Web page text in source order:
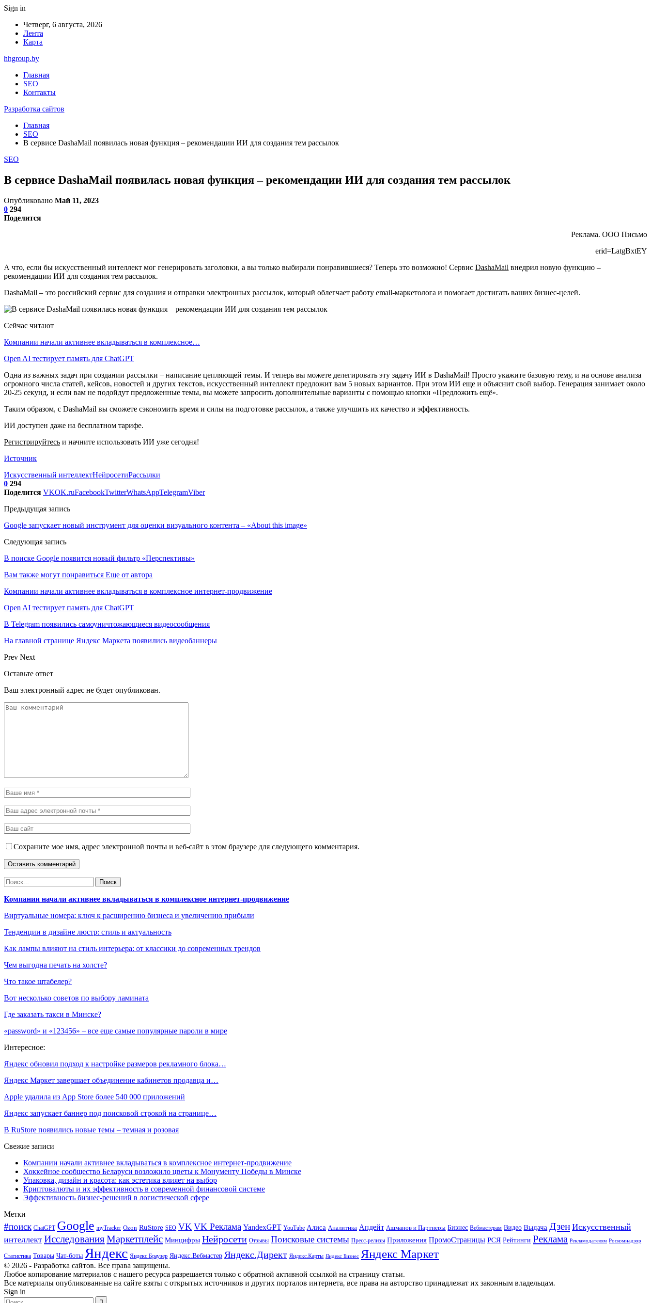
Sign in
Четверг, 6 августа, 2026
Лента
Карта
hhgroup.by
Главная
SEO
Контакты
Разработка сайтов
Главная
SEO
В сервисе DashaMail появилась новая функция – рекомендации ИИ для создания тем рассылок
SEO
В сервисе DashaMail появилась новая функция – рекомендации ИИ для создания тем рассылок
Опубликовано Май 11, 2023
0 294
Поделится
Реклама. ООО Письмо
erid=LatgBxtEY
А что, если бы искусственный интеллект мог генерировать заголовки, а вы только выбирали понравившиеся? Теперь это возможно! Сервис DashaMail внедрил новую функцию –
рекомендации ИИ для создания тем рассылок.
DashaMail – это российский сервис для создания и отправки электронных рассылок, который облегчает работу email-маркетолога и помогает достигать ваших бизнес-целей.
Сейчас читают
Компании начали активнее вкладываться в комплексное…
Open AI тестирует память для ChatGPT
Одна из важных задач при создании рассылки – написание цепляющей темы. И теперь вы можете делегировать эту задачу ИИ в DashaMail! Просто укажите базовую тему, и на основе анализа
огромного числа статей, кейсов, новостей и других текстов, искусственный интеллект предложит вам 5 новых вариантов. При этом ИИ еще и объяснит свой выбор. Генерация занимает около
20-25 секунд, и если вам не подойдут предложенные темы, вы можете запросить дополнительные варианты с помощью кнопки «Предложить ещё».
Таким образом, с DashaMail вы сможете сэкономить время и силы на подготовке рассылок, а также улучшить их качество и эффективность.
ИИ доступен даже на бесплатном тарифе.
Регистрируйтесь и начните использовать ИИ уже сегодня!
Источник
Искусственный интеллектНейросетиРассылки
0 294
Поделится VKOK.ruFacebookTwitterWhatsAppTelegramViber
Предыдущая запись
Google запускает новый инструмент для оценки визуального контента – «About this image»
Следующая запись
В поиске Google появится новый фильтр «Перспективы»
Вам также могут понравиться Еще от автора
Компании начали активнее вкладываться в комплексное интернет-продвижение
Open AI тестирует память для ChatGPT
В Telegram появились самоуничтожающиеся видеосообщения
На главной странице Яндекс Маркета появились видеобаннеры
Prev Next
Оставьте ответ
Ваш электронный адрес не будет опубликован.
Сохраните мое имя, адрес электронной почты и веб-сайт в этом браузере для следующего комментария.
Компании начали активнее вкладываться в комплексное интернет-продвижение
Виртуальные номера: ключ к расширению бизнеса и увеличению прибыли
Тенденции в дизайне люстр: стиль и актуальность
Как лампы влияют на стиль интерьера: от классики до современных трендов
Чем выгодна печать на холсте?
Что такое штабелер?
Вот несколько советов по выбору ламината
Где заказать такси в Минске?
«password» и «123456» – все еще самые популярные пароли в мире
Интересное:
Яндекс обновил подход к настройке размеров рекламного блока…
Яндекс Маркет завершает объединение кабинетов продавца и…
Apple удалила из App Store более 540 000 приложений
Яндекс запускает баннер под поисковой строкой на странице…
В RuStore появились новые темы – темная и розовая
Свежие записи
Компании начали активнее вкладываться в комплексное интернет-продвижение
Хоккейное сообщество Беларуси возложило цветы к Монументу Победы в Минске
Упаковка, дизайн и красота: как эстетика влияет на выбор
Криптовалюты и их эффективность в современной финансовой системе
Эффективность бизнес-решений в логистической сфере
Метки
#поиск ChatGPT Google myTracker Ozon RuStore SEO VK VK Реклама YandexGPT YouTube Алиса Аналитика Апдейт Ашманов и Партнеры Бизнес Вебмастерам Видео Выдача Дзен Искусственный
интеллект ИсследованияМаркетплейс Минцифры Нейросети Отзывы Поисковые системы Пресс-релизы Приложения ПромоСтраницы РСЯ Рейтинги Реклама Рекламодателям Роскомнадзор
Статистика Товары Чат-боты Яндекс Яндекс.Браузер Яндекс.Вебмастер Яндекс.Директ Яндекс.Карты Яндекс Бизнес Яндекс Маркет
© 2026 - Разработка сайтов. Все права защищены.
Любое копирование материалов с нашего ресурса разрешается только с обратной активной ссылкой на страницу статьи.
Все материалы опубликованные на сайте взяты с открытых источников и других порталов интернета, все права на авторство принадлежат их законным владельцам.
Sign in